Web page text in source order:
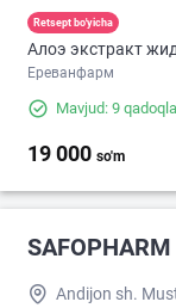
Retsept bo'yicha
Алоэ экстракт
Ереванфарм
Mavjud: 9
19 000 so'm
SAFOPHARM
Andijon sh.